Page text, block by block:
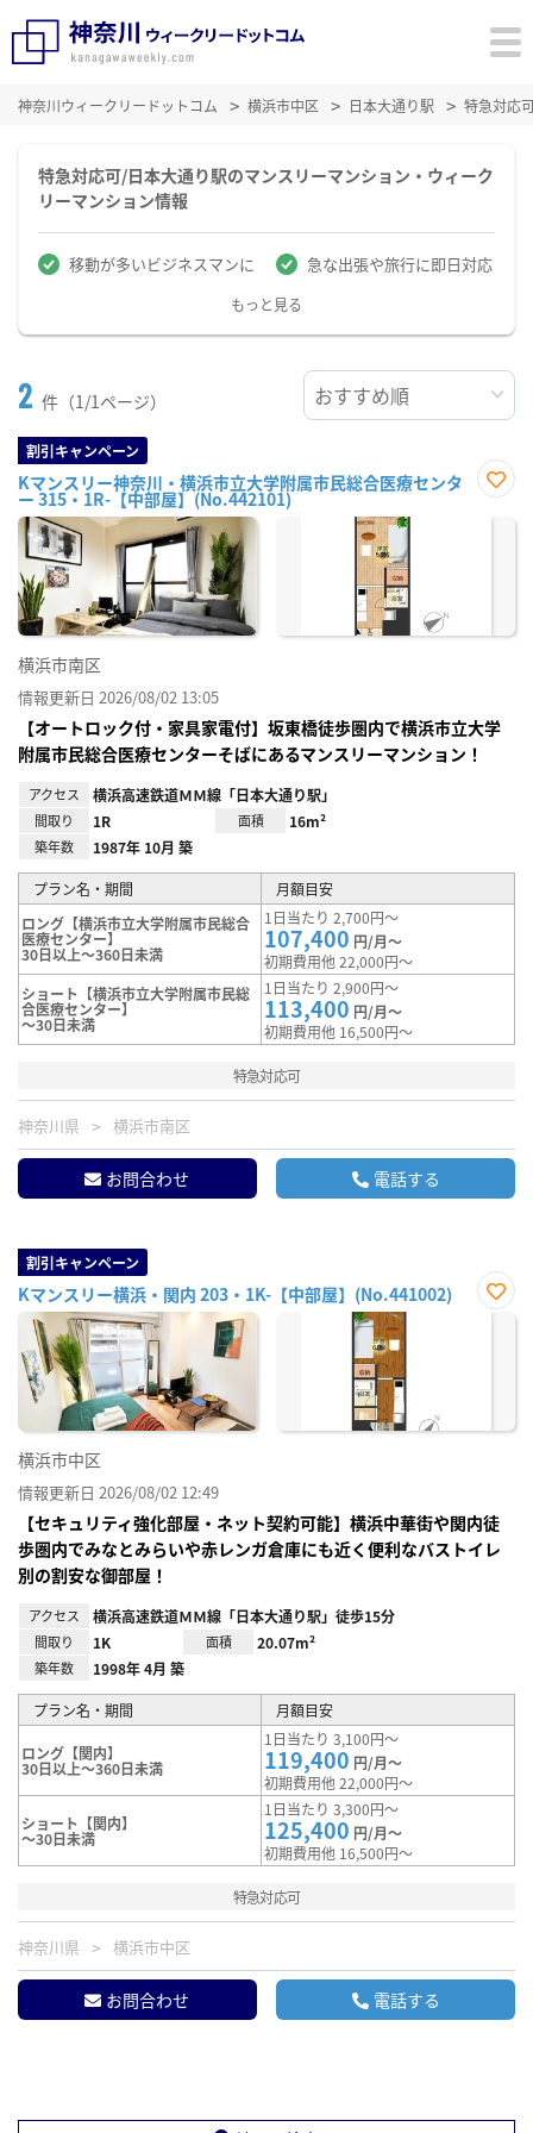
神奈川ウィークリードットコム 横浜市中区 日本大通り駅 特急対応
特急対応可/日本大通り駅のマンスリーマンション・ウィーク
リーマンション情報
移動が多いビジネスマンに 急な出張や旅行に即日対応
もっと見る
2 件（1/1ページ）
割引キャンペーン
Kマンスリー神奈川・横浜市立大学附属市民総合医療センタ
ー 315・1R-【中部屋】(No.442101)
に入
横浜市南区
情報更新日 2026/08/02 13:05
【オートロック付・家具家電付】坂東橋徒歩圏内で横浜市立大学
附属市民総合医療センターそばにあるマンスリーマンション！
アクセス 横浜高速鉄道ＭＭ線「日本大通り駅」
間取り 1R 面積 16m²
築年数 1987年 10月 築
プラン名・期間
月額目安
ロング【横浜市立大学附属市民総合
医療センター】
30日以上～360日未満
1日当たり 2,700円～
107,400 円/月～
初期費用他 22,000円～
ショート【横浜市立大学附属市民総
合医療センター】
～30日未満
1日当たり 2,900円～
113,400 円/月～
初期費用他 16,500円～
特急対応可
神奈川県 横浜市南区
お問合わせ 電話する
割引キャンペーン
Kマンスリー横浜・関内 203・1K-【中部屋】(No.441002)
お気
横浜市中区
情報更新日 2026/08/02 12:49
【セキュリティ強化部屋・ネット契約可能】横浜中華街や関内徒
歩圏内でみなとみらいや赤レンガ倉庫にも近く便利なバストイレ
別の割安な御部屋！
アクセス 横浜高速鉄道ＭＭ線「日本大通り駅」徒歩15分
間取り 1K 面積 20.07m²
築年数 1998年 4月 築
プラン名・期間 月額目安
ロング【関内】
30日以上～360日未満
1日当たり 3,100円～
119,400 円/月～
初期費用他 22,000円～
ショート【関内】
～30日未満
1日当たり 3,300円～
125,400 円/月～
初期費用他 16,500円～
特急対応可
神奈川県 横浜市中区
お問合わせ 電話する